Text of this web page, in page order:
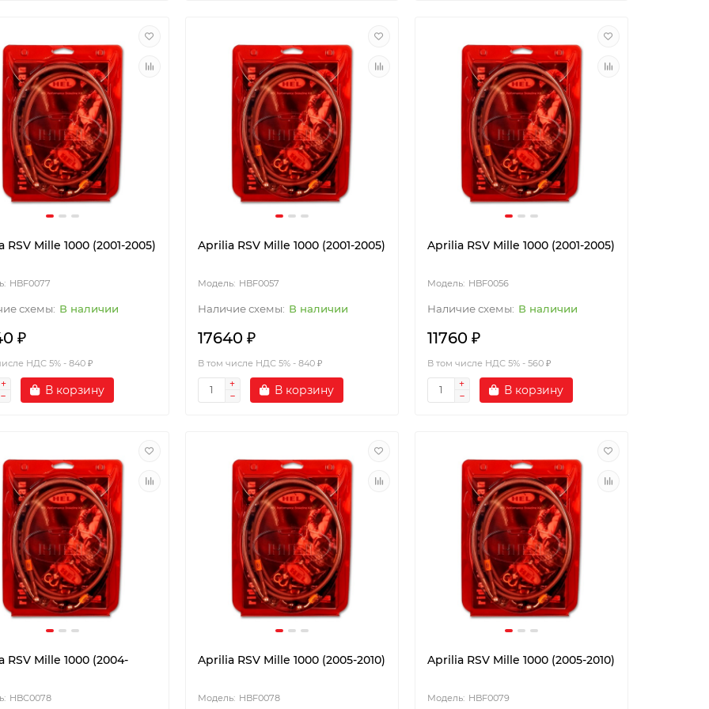
RSV Mille 1000 (2001-2005)
HBF0077
В наличии
₽
НДС 5% - 840 ₽
В корзину
Aprilia RSV Mille 1000 (2001-2005)
HBF0057
В наличии
17640 ₽
В том числе НДС 5% - 840 ₽
В корзину
Aprilia RSV Mille 1000 (2001-2005)
HBF0056
В наличии
11760 ₽
В том числе НДС 5% - 560 ₽
В корзину
RSV Mille 1000 (2004-
HBC0078
Aprilia RSV Mille 1000 (2005-2010)
HBF0078
Aprilia RSV Mille 1000 (2005-2010)
HBF0079